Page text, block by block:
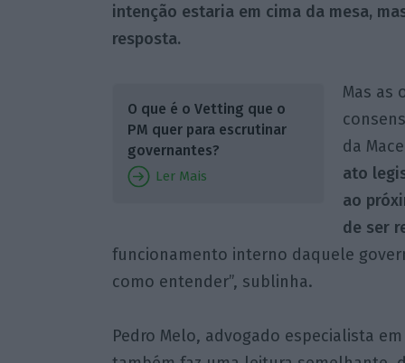
intenção estaria em cima da mesa,
resposta.
O que é o Vetting que o
PM quer para escrutinar
governantes?
Ler Mais
Mas as
da
ato
ao
de ser
funcionamento interno daquele
como entender”, sublinha.
Pedro Melo, advogado especialista